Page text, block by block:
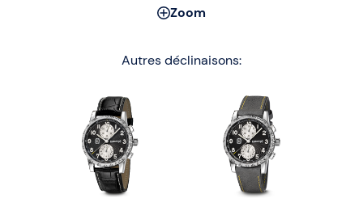
Zoom
Autres déclinaisons: